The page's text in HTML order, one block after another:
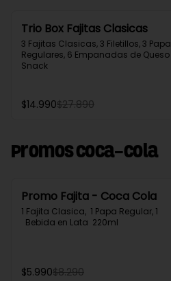
Trio Box Fajitas Clasicas
3 Fajitas Clasicas, 3 Filetillos, 3 Papa
Regulares, 6 Empanadas de Queso
Snack
$14.990$27.890
Promos Coca-Cola
Promo Fajita - Coca Cola
1 Fajita Clasica,  1 Papa Regular, 1
Bebida en Lata  220ml
$5.990$8.290